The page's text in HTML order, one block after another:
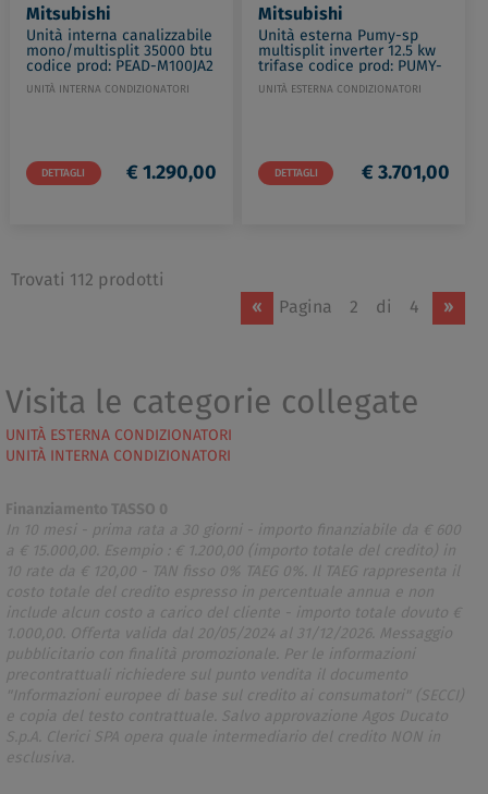
Mitsubishi
Unità interna canalizzabile
mono/multisplit 35000 btu
codice prod: PEAD-M100JA2
UNITÀ INTERNA CONDIZIONATORI
DETTAGLI € 1.290,00
Mitsubishi
Unità esterna Pumy-sp
multisplit inverter 12.5 kw
trifase codice prod: PUMY-
SP112YKM2
UNITÀ ESTERNA CONDIZIONATORI
DETTAGLI € 3.701,00
Trovati 112 prodotti
«
Pagina 2 di 4 »
Visita le categorie collegate
UNITÀ ESTERNA CONDIZIONATORI
UNITÀ INTERNA CONDIZIONATORI
Finanziamento TASSO 0
In 10 mesi - prima rata a 30 giorni - importo finanziabile da € 600
a € 15.000,00. Esempio : € 1.200,00 (importo totale del credito) in
10 rate da € 120,00 - TAN fisso 0% TAEG 0%. Il TAEG rappresenta il
costo totale del credito espresso in percentuale annua e non
include alcun costo a carico del cliente - importo totale dovuto €
1.000,00. Offerta valida dal 20/05/2024 al 31/12/2026. Messaggio
pubblicitario con finalità promozionale. Per le informazioni
precontrattuali richiedere sul punto vendita il documento
"Informazioni europee di base sul credito ai consumatori" (SECCI)
e copia del testo contrattuale. Salvo approvazione Agos Ducato
S.p.A. Clerici SPA opera quale intermediario del credito NON in
esclusiva.